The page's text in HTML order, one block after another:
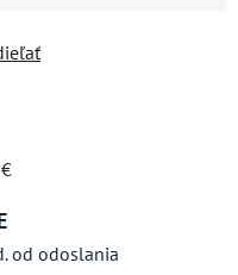
od odoslania